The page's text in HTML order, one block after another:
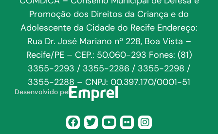
Promoção dos Direitos da Criança e do
Adolescente da Cidade do Recife Endereço:
Rua Dr. José Mariano nº 228, Boa Vista –
Recife/PE – CEP.: 50.060-293 Fones: (81)
3355-2293 / 3355-2286 / 3355-2298 /
3355-2288 – CNPJ: 00.397.170/0001-51
Desenvolvido pela